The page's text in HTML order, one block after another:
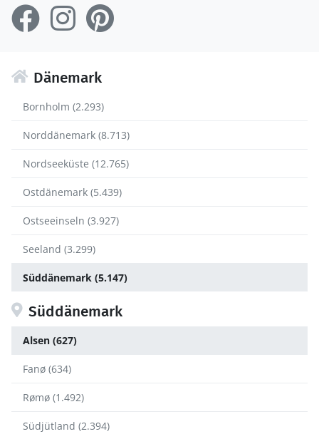
Dänemark
Bornholm (2.293)
Norddänemark (8.713)
Nordseeküste (12.765)
Ostdänemark (5.439)
Ostseeinseln (3.927)
Seeland (3.299)
Süddänemark (5.147)
Süddänemark
Alsen (627)
Fanø (634)
Rømø (1.492)
Südjütland (2.394)